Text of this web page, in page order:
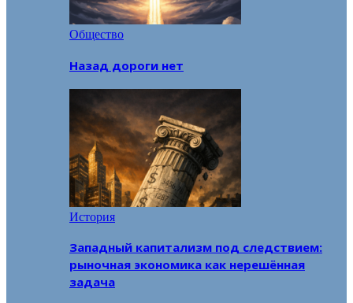
Общество
Назад дороги нет
История
Западный капитализм под следствием:
рыночная экономика как нерешённая
задача